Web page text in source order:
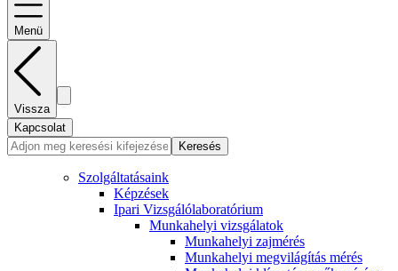
Menü
Vissza
Kapcsolat
Keresés
Szolgáltatásaink
Képzések
Ipari Vizsgálólaboratórium
Munkahelyi vizsgálatok
Munkahelyi zajmérés
Munkahelyi megvilágítás mérés